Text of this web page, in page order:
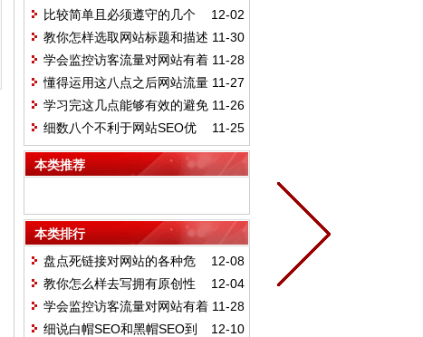
的伪原创文章
12-02
比较简单且必须遵守的几个
新手SEO细节
11-30
教你怎样选取网站标题和描述
且进行优化
11-28
学会监控访客流量对网站有着
什么样的好处
11-27
懂得运用这八点之后网站流量
不再是问题
11-26
学习完这几点能够有效的避免
网站被惩罚
11-25
细数八个不利于网站SEO优
化的错误操作
本类推荐
本类排行
12-08
盘点死链接对网站的各种危
害和有什么坏处
12-04
教你怎么样去写拥有原创性
的伪原创文章
11-28
学会监控访客流量对网站有着
什么样的好处
12-10
细说白帽SEO和黑帽SEO到